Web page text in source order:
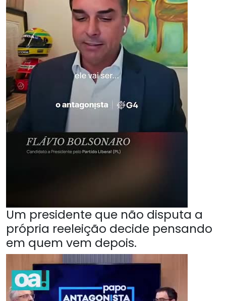
Um presidente que não disputa a
própria reeleição decide pensando
em quem vem depois.